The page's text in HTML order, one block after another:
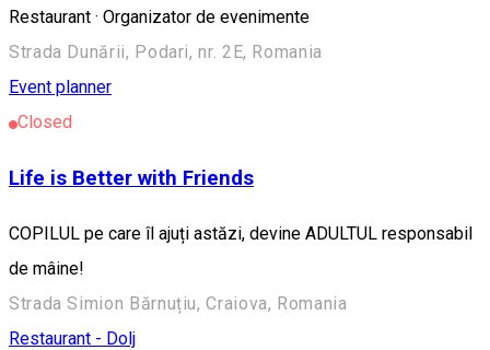
Restaurant · Organizator de evenimente
Strada Dunării, Podari, nr. 2E, Romania
Event planner
Closed
Life is Better with Friends
COPILUL pe care îl ajuți astăzi, devine ADULTUL responsabil
de mâine!
Strada Simion Bărnuțiu, Craiova, Romania
Restaurant - Dolj